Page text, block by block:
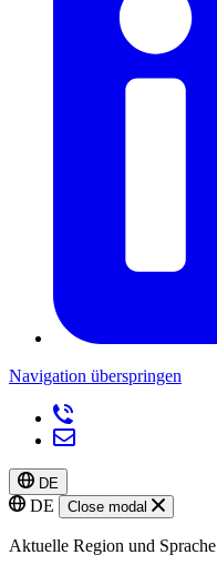
Navigation überspringen
DE
DE Close modal
Aktuelle Region und Sprache